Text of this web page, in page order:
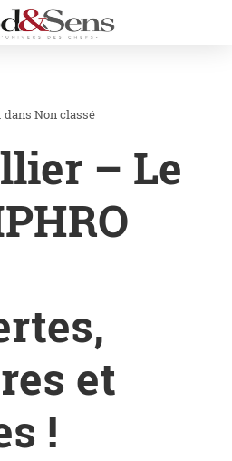
dans Non classé
– Le
et
!